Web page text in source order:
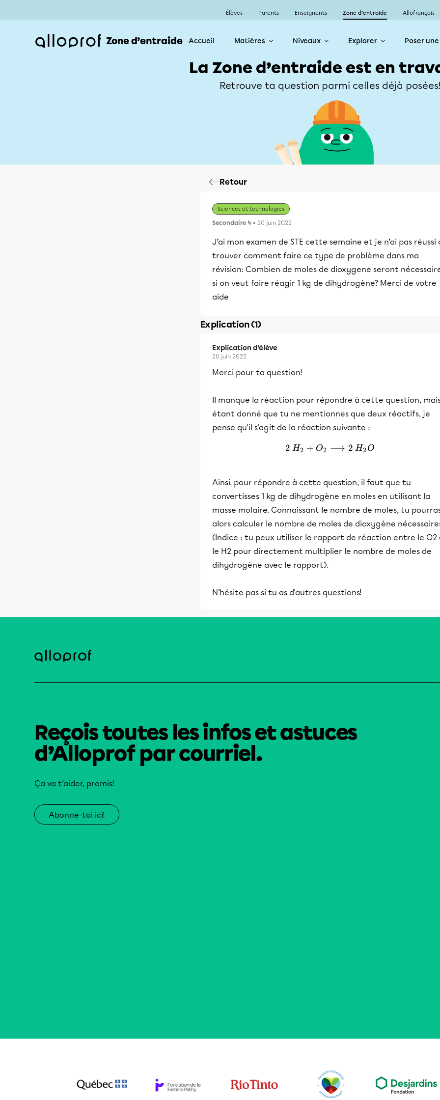
Élèves Parents Enseignants Zone d’entraide Allofrançais
Zone d’entraide Accueil Matières Niveaux Explorer Poser
La Zone d’entraide est en
Retrouve ta question parmi celles déjà posées!
Retour
Sciences et technologies
Secondaire 4 • 20 juin 2022
J’ai mon examen de STE cette semaine et je n’ai pas réussi
trouver comment faire ce type de problème dans ma
révision: Combien de moles de dioxygene seront
si on veut faire réagir 1 kg de dihydrogène? Merci de votre
aide
Explication (1)
Explication d’élève
20 juin 2022
Merci pour ta question!
Il manque la réaction pour répondre à cette question,
étant donné que tu ne mentionnes que deux réactifs, je
pense qu'il s'agit de la réaction suivante :
2\:H_2+O_2
2 H2 + O2 ⟶ 2 H2O
Ainsi, pour répondre à cette question, il faut que tu
convertisses 1 kg de dihydrogène en moles en utilisant la
masse molaire. Connaissant le nombre de moles, tu
alors calculer le nombre de moles de dioxygène
(Indice : tu peux utiliser le rapport de réaction entre le O2
le H2 pour directement multiplier le nombre de moles de
dihydrogène avec le rapport).
N'hésite pas si tu as d'autres questions!
Reçois toutes les infos et astuces
d’Alloprof par courriel.
Ça va t’aider, promis!
Abonne-toi ici!